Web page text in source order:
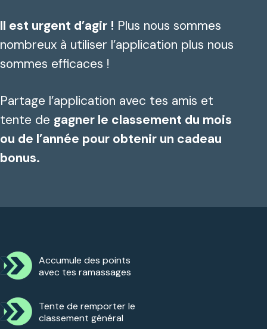
Il est urgent d’agir ! Plus nous sommes
nombreux à utiliser l’application plus nous
sommes efficaces !
Partage l’application avec tes amis et
tente de gagner le classement du mois
ou de l’année pour obtenir un cadeau
bonus.
Accumule des points
avec tes ramassages
Tente de remporter le
classement général